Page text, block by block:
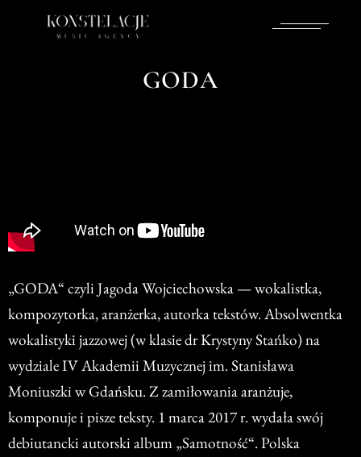
GODA
„GODA“ czyli Jagoda Wojciechowska — wokalistka,
kompozytorka, aranżerka, autorka tekstów. Absolwentka
wokalistyki jazzowej (w klasie dr Krystyny Stańko) na
wydziale IV Akademii Muzycznej im. Stanisława
Moniuszki w Gdańsku. Z zamiłowania aranżuje,
komponuje i pisze teksty. 1 marca 2017 r. wydała swój
debiutancki autorski album „Samotność“. Polska